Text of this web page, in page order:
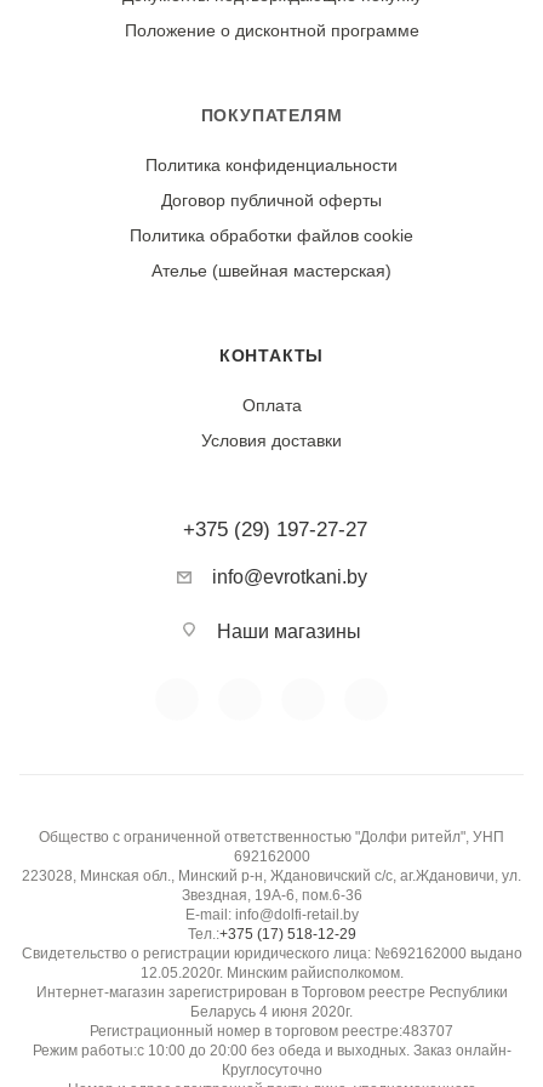
Износостойкость:
стойкость черного цвета и четкость клетчатого узора.
Положение о дисконтной программе
ПОКУПАТЕЛЯМ
Политика конфиденциальности
Договор публичной оферты
Политика обработки файлов cookie
Ателье (швейная мастерская)
КОНТАКТЫ
Оплата
Условия доставки
+375 (29) 197-27-27
info@evrotkani.by
Наши магазины
Общество с ограниченной ответственностью "Долфи ритейл", УНП
692162000
223028, Минская обл., Минский р-н, Ждановичский с/с, аг.Ждановичи, ул.
Звездная, 19А-6, пом.6-36
E-mail: info@dolfi-retail.by
Тел.:+375 (17) 518-12-29
Свидетельство о регистрации юридического лица: №692162000 выдано
12.05.2020г. Минским райисполкомом.
Интернет-магазин зарегистрирован в Торговом реестре Республики
Беларусь 4 июня 2020г.
Регистрационный номер в торговом реестре:483707
Режим работы:с 10:00 до 20:00 без обеда и выходных. Заказ онлайн-
Круглосуточно